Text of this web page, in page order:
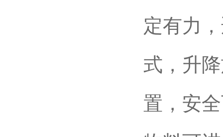
定有力
式，升
置，安